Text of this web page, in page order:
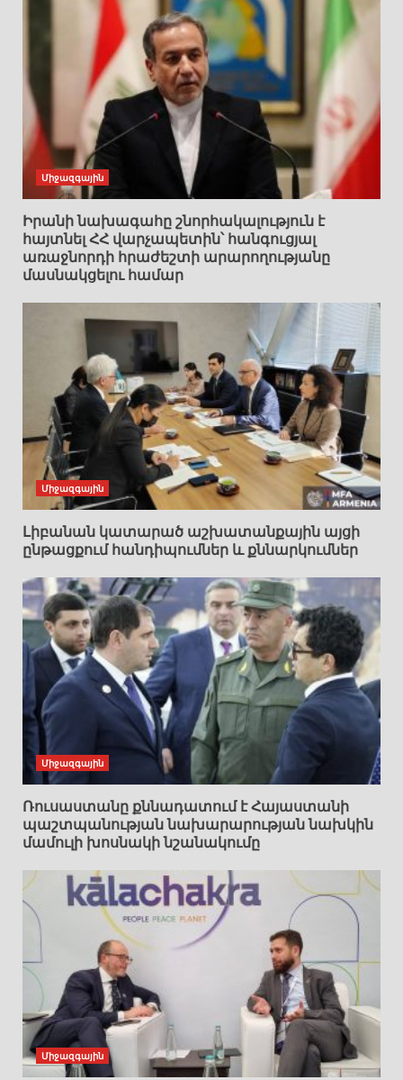
Միջազգային
Իրանի նախագահը շնորհակալություն է
հայտնել ՀՀ վարչապետին՝ հանգուցյալ
առաջնորդի հրաժեշտի արարողությանը
մասնակցելու համար
Միջազգային
Լիբանան կատարած աշխատանքային այցի
ընթացքում հանդիպումներ և քննարկումներ
Միջազգային
Ռուսաստանը քննադատում է Հայաստանի
պաշտպանության նախարարության նախկին
մամուլի խոսնակի նշանակումը
Միջազգային